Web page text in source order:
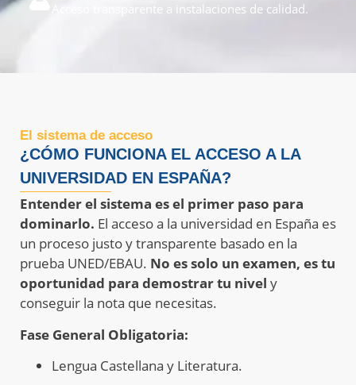
Acceso transparente a instalaciones de calidad.
El sistema de acceso
¿CÓMO FUNCIONA EL ACCESO A LA
UNIVERSIDAD EN ESPAÑA?
Entender el sistema es el primer paso para
dominarlo. El acceso a la universidad en España es
un proceso justo y transparente basado en la
prueba UNED/EBAU. No es solo un examen, es tu
oportunidad para demostrar tu nivel y
conseguir la nota que necesitas.
Fase General Obligatoria:
Lengua Castellana y Literatura.